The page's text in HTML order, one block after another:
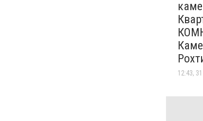
12:43,